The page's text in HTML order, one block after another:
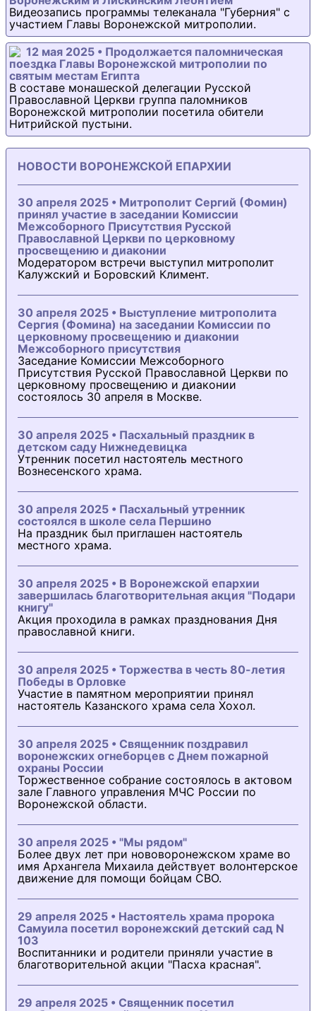
Видеозапись программы телеканала "Губерния" с
участием Главы Воронежской митрополии.
12 мая 2025 • Продолжается паломническая
поездка Главы Воронежской митрополии по
святым местам Египта
В составе монашеской делегации Русской
Православной Церкви группа паломников
Воронежской митрополии посетила обители
Нитрийской пустыни.
НОВОСТИ ВОРОНЕЖСКОЙ ЕПАРХИИ
30 апреля 2025 • Митрополит Сергий (Фомин)
принял участие в заседании Комиссии
Межсоборного Присутствия Русской
Православной Церкви по церковному
просвещению и диаконии
Модератором встречи выступил митрополит
Калужский и Боровский Климент.
30 апреля 2025 • Выступление митрополита
Сергия (Фомина) на заседании Комиссии по
церковному просвещению и диаконии
Межсоборного присутствия
Заседание Комиссии Межсоборного
Присутствия Русской Православной Церкви по
церковному просвещению и диаконии
состоялось 30 апреля в Москве.
30 апреля 2025 • Пасхальный праздник в
детском саду Нижнедевицка
Утренник посетил настоятель местного
Вознесенского храма.
30 апреля 2025 • Пасхальный утренник
состоялся в школе села Першино
На праздник был приглашен настоятель
местного храма.
30 апреля 2025 • В Воронежской епархии
завершилась благотворительная акция "Подари
книгу"
Акция проходила в рамках празднования Дня
православной книги.
30 апреля 2025 • Торжества в честь 80-летия
Победы в Орловке
Участие в памятном мероприятии принял
настоятель Казанского храма села Хохол.
30 апреля 2025 • Священник поздравил
воронежских огнеборцев с Днем пожарной
охраны России
Торжественное собрание состоялось в актовом
зале Главного управления МЧС России по
Воронежской области.
30 апреля 2025 • "Мы рядом"
Более двух лет при нововоронежском храме во
имя Архангела Михаила действует волонтерское
движение для помощи бойцам СВО.
29 апреля 2025 • Настоятель храма пророка
Самуила посетил воронежский детский сад N
103
Воспитанники и родители приняли участие в
благотворительной акции "Пасха красная".
29 апреля 2025 • Священник посетил